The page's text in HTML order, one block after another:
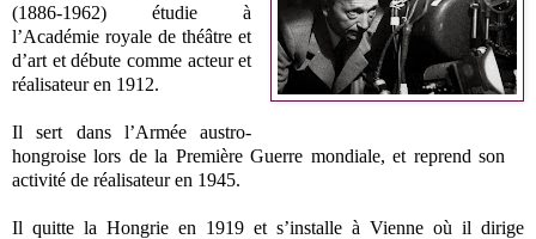
(1886-1962) étudie à
l’Académie royale de théâtre et
d’art et débute comme acteur et
réalisateur en 1912.
Il sert dans l’Armée austro-
hongroise lors de la Première Guerre mondiale, et reprend son
activité de réalisateur en 1945.
Il quitte la Hongrie en 1919 et s’installe à Vienne où il dirige